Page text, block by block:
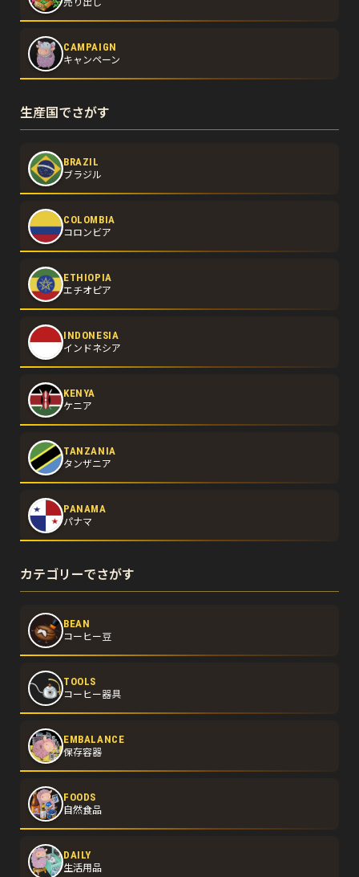
CAMPAIGN
キャンペーン
生産国でさがす
BRAZIL
ブラジル
COLOMBIA
コロンビア
ETHIOPIA
エチオピア
INDONESIA
インドネシア
KENYA
ケニア
TANZANIA
タンザニア
PANAMA
パナマ
カテゴリーでさがす
BEAN
コーヒー豆
TOOLS
コーヒー器具
EMBALANCE
保存容器
FOODS
自然食品
DAILY
生活用品